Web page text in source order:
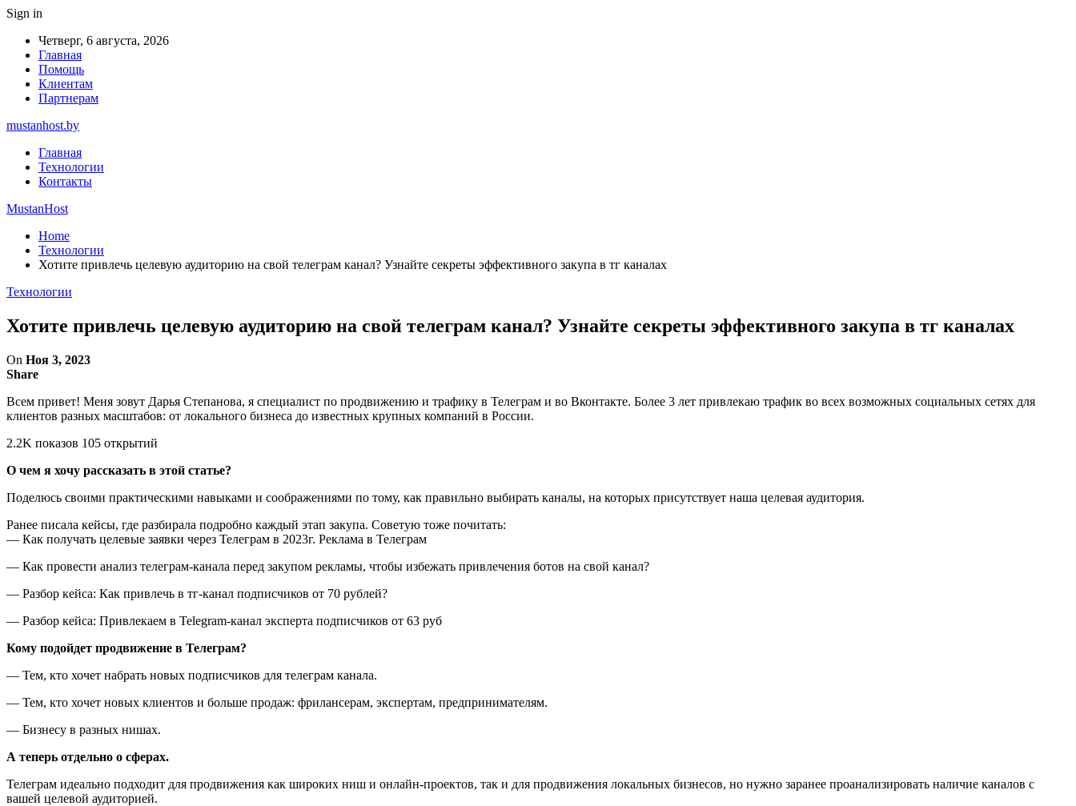
Sign in
Четверг, 6 августа, 2026
Главная
Помощь
Клиентам
Партнерам
mustanhost.by
Главная
Технологии
Контакты
MustanHost
Home
Технологии
Хотите привлечь целевую аудиторию на свой телеграм канал? Узнайте секреты эффективного закупа в тг каналах
Технологии
Хотите привлечь целевую аудиторию на свой телеграм канал? Узнайте секреты эффективного закупа в тг каналах
On Ноя 3, 2023
Share
Всем привет! Меня зовут Дарья Степанова, я специалист по продвижению и трафику в Телеграм и во Вконтакте. Более 3 лет привлекаю трафик во всех возможных социальных сетях для
клиентов разных масштабов: от локального бизнеса до известных крупных компаний в России.
2.2K показов 105 открытий
О чем я хочу рассказать в этой статье?
Поделюсь своими практическими навыками и соображениями по тому, как правильно выбирать каналы, на которых присутствует наша целевая аудитория.
Ранее писала кейсы, где разбирала подробно каждый этап закупа. Советую тоже почитать:
— Как получать целевые заявки через Телеграм в 2023г. Реклама в Телеграм
— Как провести анализ телеграм-канала перед закупом рекламы, чтобы избежать привлечения ботов на свой канал?
— Разбор кейса: Как привлечь в тг-канал подписчиков от 70 рублей?
— Разбор кейса: Привлекаем в Telegram-канал эксперта подписчиков от 63 руб
Кому подойдет продвижение в Телеграм?
— Тем, кто хочет набрать новых подписчиков для телеграм канала.
— Тем, кто хочет новых клиентов и больше продаж: фрилансерам, экспертам, предпринимателям.
— Бизнесу в разных нишах.
А теперь отдельно о сферах.
Телеграм идеально подходит для продвижения как широких ниш и онлайн-проектов, так и для продвижения локальных бизнесов, но нужно заранее проанализировать наличие каналов с
вашей целевой аудиторией.